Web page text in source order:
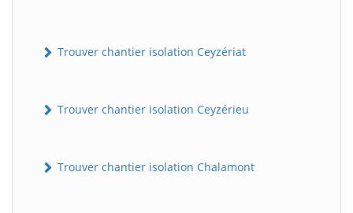
Trouver chantier isolation Ceyzériat
Trouver chantier isolation Ceyzérieu
Trouver chantier isolation Chalamont